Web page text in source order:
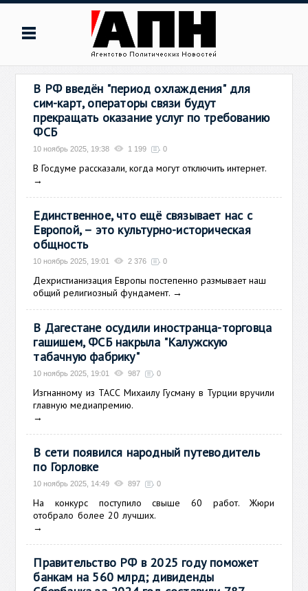
В РФ введён "период охлаждения" для
сим-карт, операторы связи будут
прекращать оказание услуг по требованию
ФСБ
10 ноябрь 2025, 19:38 1 199 0
В Госдуме рассказали, когда могут отключить интернет.
→
Единственное, что ещё связывает нас с
Европой, – это культурно-историческая
общность
10 ноябрь 2025, 19:01 2 376 0
Дехристианизация Европы постепенно размывает наш
общий религиозный фундамент. →
В Дагестане осудили иностранца-торговца
гашишем, ФСБ накрыла "Калужскую
табачную фабрику"
10 ноябрь 2025, 19:01 987 0
Изгнанному из ТАСС Михаилу Гусману в Турции вручили
главную медиапремию.
→
В сети появился народный путеводитель
по Горловке
10 ноябрь 2025, 14:49 897 0
На конкурс поступило свыше 60 работ. Жюри
отобрало более 20 лучших.
→
Правительство РФ в 2025 году поможет
банкам на 560 млрд; дивиденды